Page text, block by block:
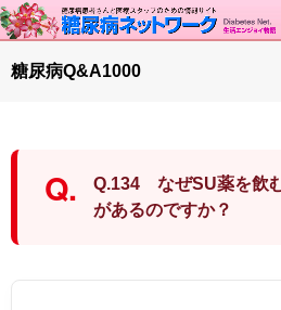
トップページ
糖尿病のきほん
特集・連載
糖尿病Q&A1000
Q.134 なぜSU薬を飲
があるのですか？